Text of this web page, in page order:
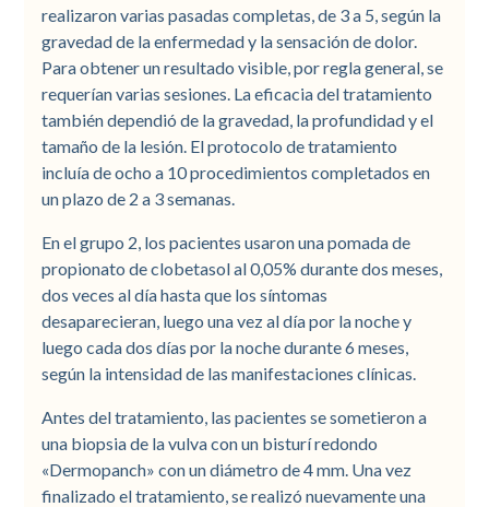
realizaron varias pasadas completas, de 3 a 5, según la
gravedad de la enfermedad y la sensación de dolor.
Para obtener un resultado visible, por regla general, se
requerían varias sesiones. La eficacia del tratamiento
también dependió de la gravedad, la profundidad y el
tamaño de la lesión. El protocolo de tratamiento
incluía de ocho a 10 procedimientos completados en
un plazo de 2 a 3 semanas.
En el grupo 2, los pacientes usaron una pomada de
propionato de clobetasol al 0,05% durante dos meses,
dos veces al día hasta que los síntomas
desaparecieran, luego una vez al día por la noche y
luego cada dos días por la noche durante 6 meses,
según la intensidad de las manifestaciones clínicas.
Antes del tratamiento, las pacientes se sometieron a
una biopsia de la vulva con un bisturí redondo
«Dermopanch» con un diámetro de 4 mm. Una vez
finalizado el tratamiento, se realizó nuevamente una